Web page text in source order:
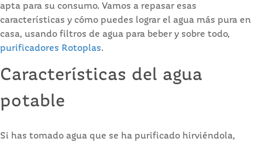
apta para su consumo. Vamos a repasar esas
características y cómo puedes lograr el agua más pura en
casa, usando filtros de agua para beber y sobre todo,
purificadores Rotoplas.
Características del agua
potable
Si has tomado agua que se ha purificado hirviéndola,